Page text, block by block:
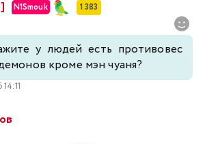
N1Smouk 1 383
у людей есть противовес
кроме мэн чуаня?